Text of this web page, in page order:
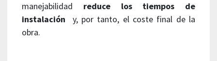
manejabilidad reduce los tiempos de
instalación y, por tanto, el coste final de la
obra.